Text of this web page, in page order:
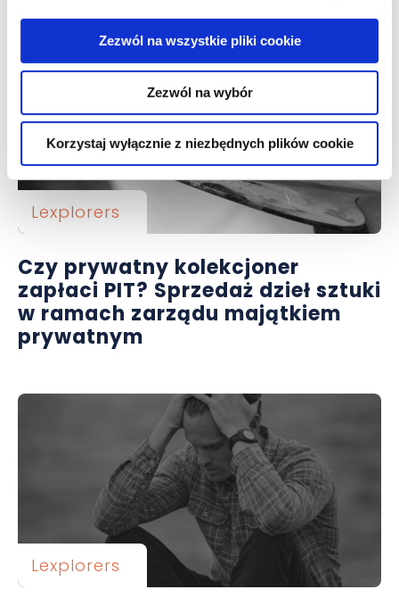
Zezwól na wszystkie pliki cookie
Zezwól na wybór
Korzystaj wyłącznie z niezbędnych plików cookie
Lexplorers
Czy prywatny kolekcjoner
zapłaci PIT? Sprzedaż dzieł sztuki
w ramach zarządu majątkiem
prywatnym
Lexplorers